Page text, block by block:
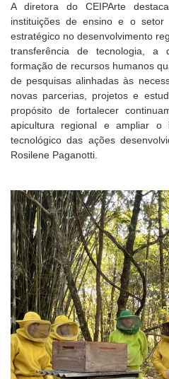
A diretora do CEIPArte
instituições de ensino e o setor
estratégico no desenvolvimento
transferência de tecnologia, a
formação de recursos humanos
de pesquisas alinhadas às
novas parcerias, projetos e
propósito de fortalecer
apicultura regional e ampliar o
tecnológico das ações
Rosilene Paganotti.